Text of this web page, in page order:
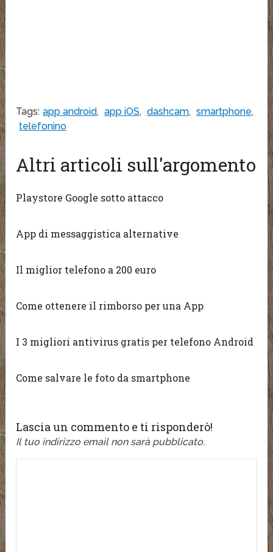
Tags: app android, app iOS, dashcam, smartphone,
telefonino
Altri articoli sull'argomento
Playstore Google sotto attacco
App di messaggistica alternative
Il miglior telefono a 200 euro
Come ottenere il rimborso per una App
I 3 migliori antivirus gratis per telefono Android
Come salvare le foto da smartphone
Lascia un commento e ti risponderò!
Il tuo indirizzo email non sarà pubblicato.